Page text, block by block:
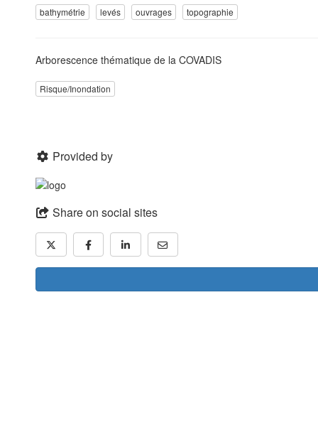
bathymétrie levés ouvrages topographie
Arborescence thématique de la COVADIS
Risque/Inondation
Provided by
Share on social sites